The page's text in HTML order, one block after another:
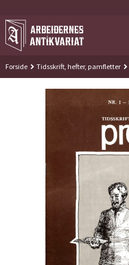
til
innholdet
Forside Tidsskrift, hefter, pamfletter